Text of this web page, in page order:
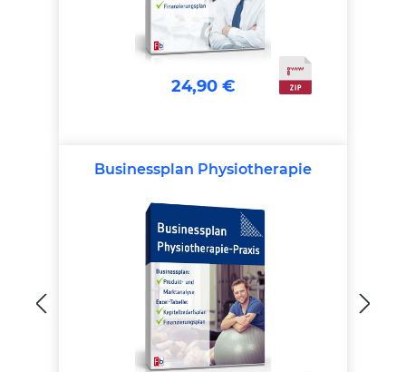
24,90 €
Businessplan Physiotherapie